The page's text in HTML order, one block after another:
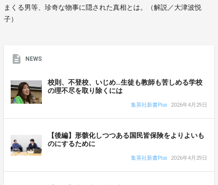
まくる男等、珍奇な物事に隠された真相とは。（解説／大津波悦
子）
NEWS
校則、不登校、いじめ…生徒も教師も苦しめる学校
の理不尽を取り除くには
集英社新書Plus 2026年4月29日
【後編】形骸化しつつある国民皆保険をよりよいも
のにするために
集英社新書Plus 2026年4月29日